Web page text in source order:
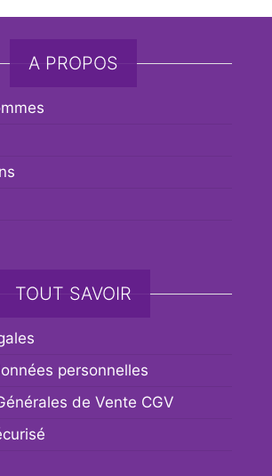
A PROPOS
TOUT SAVOIR
personnelles
de Vente CGV